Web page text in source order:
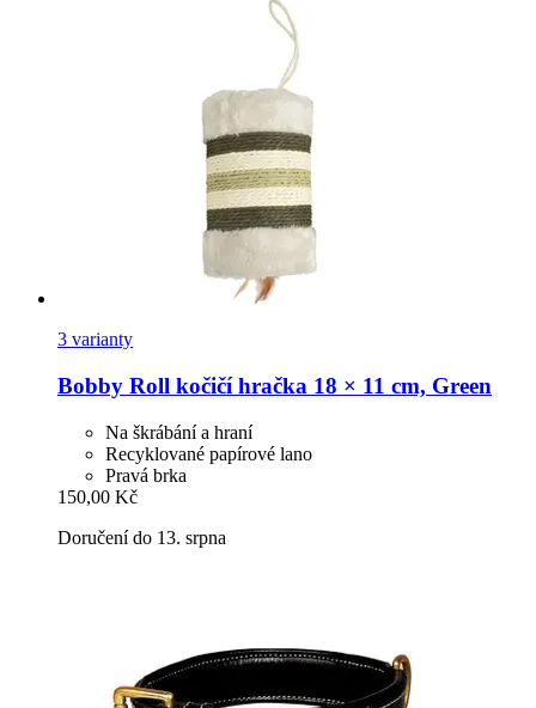
3 varianty
Bobby Roll kočičí hračka 18 × 11 cm, Green
Na škrábání a hraní
Recyklované papírové lano
Pravá brka
150,00 Kč
Doručení do 13. srpna